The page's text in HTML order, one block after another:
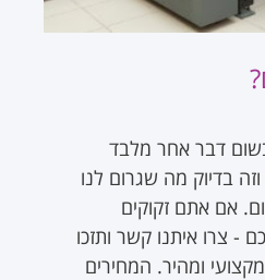
דבר אחר מלבד
בדיוק מה שגרום לנו
אם אתם זקוקים
- צרו איתנו קשר ותזכו
ומהיר. המחירים